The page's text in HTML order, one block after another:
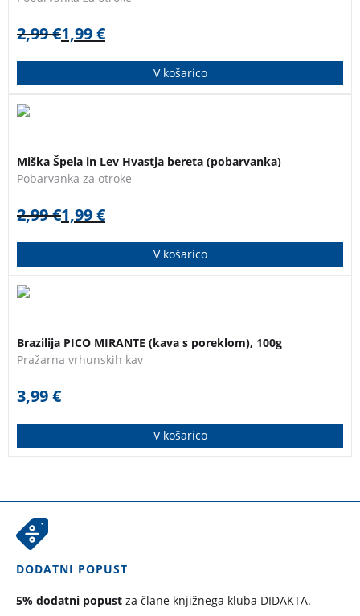
2,99€1,99€
V košarico
Miška Špela in Lev Hvastja bereta (pobarvanka)
Pobarvanka za otroke
2,99€1,99€
V košarico
in tradicionalnih kavnih okusov.
Brazilija PICO MIRANTE (kava s poreklom), 100g
Pražarna vrhunskih kav
3,99€
V košarico
DODATNI POPUST
5% dodatni popust za člane knjižnega kluba DIDAKTA.